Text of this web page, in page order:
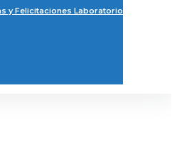
y Felicitaciones Laboratorio